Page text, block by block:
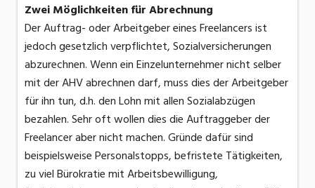
Zwei Möglichkeiten für Abrechnung
Der Auftrag- oder Arbeitgeber eines Freelancers ist
jedoch gesetzlich verpflichtet, Sozialversicherungen
abzurechnen. Wenn ein Einzelunternehmer nicht selber
mit der AHV abrechnen darf, muss dies der Arbeitgeber
für ihn tun, d.h. den Lohn mit allen Sozialabzügen
bezahlen. Sehr oft wollen dies die Auftraggeber der
Freelancer aber nicht machen. Gründe dafür sind
beispielsweise Personalstopps, befristete Tätigkeiten,
zu viel Bürokratie mit Arbeitsbewilligung,